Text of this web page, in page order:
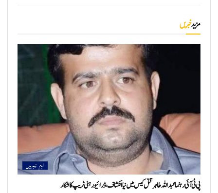
مزیدخبریں
اہم خبریں
پی ٹی آئی رہنما عبداللہ طاہر قتل کیس میں نیا انکشاف، ڈرائیور ہنی ٹریپ کا شکار